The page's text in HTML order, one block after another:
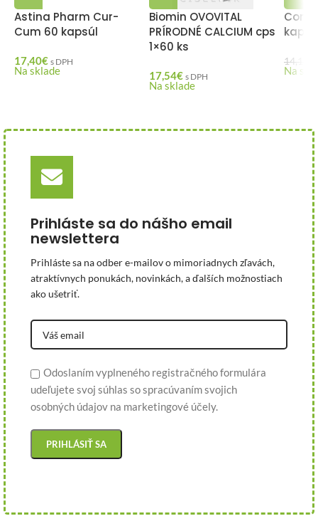
Astina Pharm Cur-
Cum 60 kapsúl
17,40€ s DPH
Na sklade
Biomin OVOVITAL
PRÍRODNÉ CALCIUM cps
1×60 ks
17,54€ s DPH
Na sklade
14,12
Na
Prihláste sa do nášho email
newslettera
Prihláste sa na odber e-mailov o mimoriadnych zľavách,
atraktívnych ponukách, novinkách, a ďalších možnostiach
ako ušetriť.
Odoslaním vyplneného registračného formulára
udeľujete svoj súhlas so spracúvaním svojich
osobných údajov na marketingové účely.